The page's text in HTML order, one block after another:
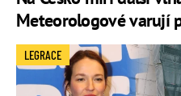
Meteorologové varují
LEGRACE